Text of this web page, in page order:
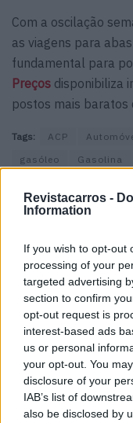
Revistacarros -
Information
If you wish to opt-out
processing of your
targeted advertising
section to confirm
opt-out request is
interest-based ads
us or personal
your opt-out. You
disclosure of your
IAB’s list of
also be disclosed by
Com a oscilação
as viagens para
fundamental para
Preços disponibiliza
postos mais baratos
Tags: ACP
gasóleo
Gasolina
Related Posts